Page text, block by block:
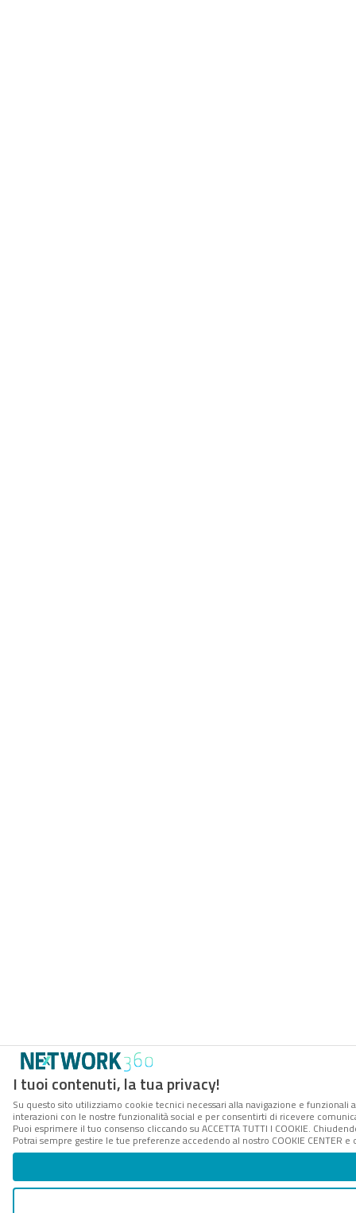
I tuoi contenuti, la tua privacy!
Su questo sito utilizziamo cookie tecnici necessari alla navigazione e
interazioni con le nostre funzionalità social e per consentirti di ricevere
Puoi esprimere il tuo consenso cliccando su ACCETTA TUTTI I COOKIE.
Potrai sempre gestire le tue preferenze accedendo al nostro COOKIE